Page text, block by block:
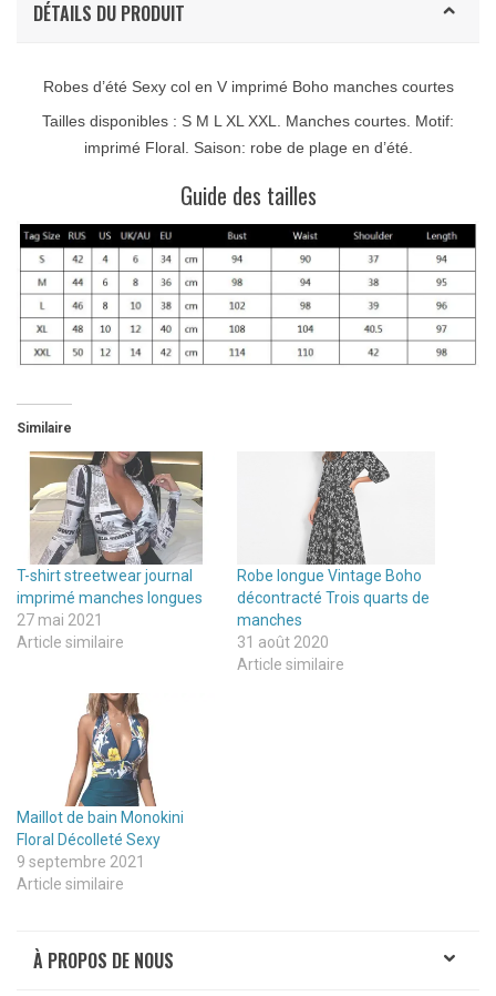
DÉTAILS DU PRODUIT
Robes d’été Sexy col en V imprimé Boho manches courtes
Tailles disponibles : S M L XL XXL. Manches courtes. Motif:
imprimé Floral. Saison: robe de plage en d’été.
Guide des tailles
Similaire
T-shirt streetwear journal
imprimé manches longues
27 mai 2021
Article similaire
Robe longue Vintage Boho
décontracté Trois quarts de
manches
31 août 2020
Article similaire
Maillot de bain Monokini
Floral Décolleté Sexy
9 septembre 2021
Article similaire
À PROPOS DE NOUS